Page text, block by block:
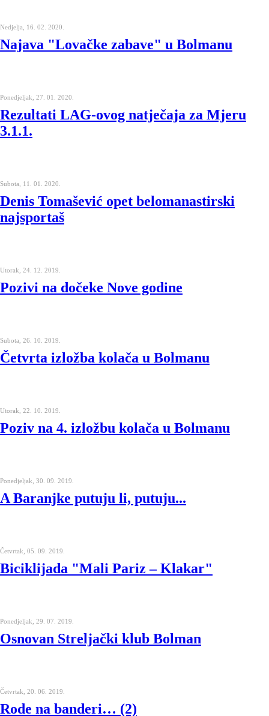
Nedjelja, 16. 02. 2020.
Najava "Lovačke zabave" u Bolmanu
Ponedjeljak, 27. 01. 2020.
Rezultati LAG-ovog natječaja za Mjeru
3.1.1.
Subota, 11. 01. 2020.
Denis Tomašević opet belomanastirski
najsportaš
Utorak, 24. 12. 2019.
Pozivi na dočeke Nove godine
Subota, 26. 10. 2019.
Četvrta izložba kolača u Bolmanu
Utorak, 22. 10. 2019.
Poziv na 4. izložbu kolača u Bolmanu
Ponedjeljak, 30. 09. 2019.
A Baranjke putuju li, putuju...
Četvrtak, 05. 09. 2019.
Biciklijada "Mali Pariz – Klakar"
Ponedjeljak, 29. 07. 2019.
Osnovan Streljački klub Bolman
Četvrtak, 20. 06. 2019.
Rode na banderi… (2)